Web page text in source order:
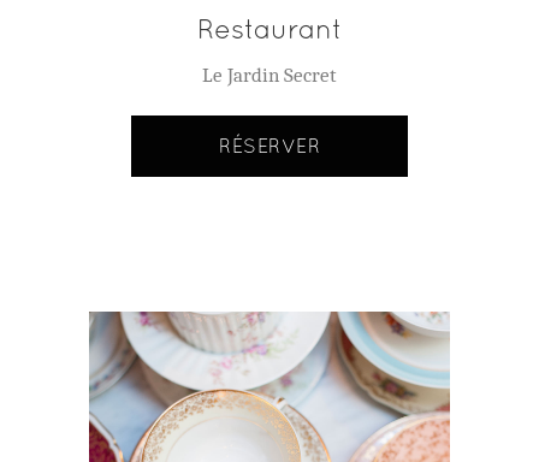
Restaurant
Le Jardin Secret
RÉSERVER